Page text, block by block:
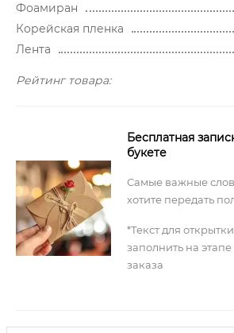
Фоамиран
Корейская пленка
Лента
Рейтинг товара:
Бесплатная
букете
Самые важные
хотите передать
*Текст для
заполнить на
заказа